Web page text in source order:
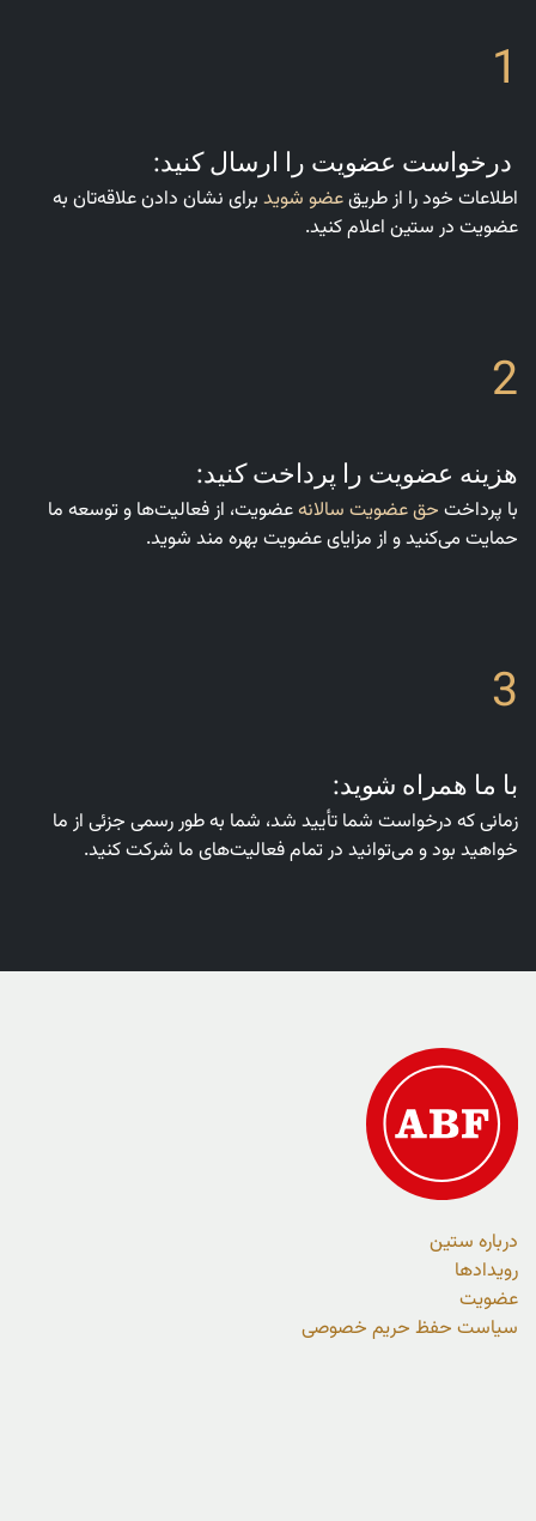
1
درخواست عضویت را ارسال کنید:
اطلاعات خود را از طریقعضو شوید برای نشان دادن علاقه‌تان به
عضویت در ستین اعلام کنید.
2
هزینه عضویت را پرداخت کنید:
با پرداخت حق عضویت سالانهعضویت، از فعالیت‌ها و توسعه ما
حمایت می‌کنید و از مزایای عضویت بهره مند شوید.
3
با ما همراه شوید:
زمانی که درخواست شما تأیید شد، شما به طور رسمی جزئی از ما
خواهید بود و می‌توانید در تمام فعالیت‌های ما شرکت کنید.
درباره ستین
رویدادها
عضویت
سیاست حفظ حریم خصوصی